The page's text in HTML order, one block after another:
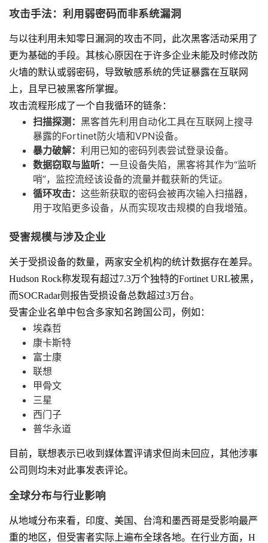
攻击手法：利用弱密码而非系统漏洞
与以往利用未知零日漏洞的攻击不同，此次黑客活动采用了
更为基础的手段。其核心原因在于许多企业未能及时修改防
火墙的默认或弱密码，导致敏感系统的凭证暴露在互联网
上，且早已被黑客所掌握。
攻击流程形成了一个自我循环的链条：
扫描探测： 黑客首先利用自动化工具在互联网上搜寻
暴露的Fortinet防火墙和VPN设备。
暴力破解： 利用已知的密码列表尝试登录设备。
数据窃取与监听： 一旦设备失陷，黑客将其作为“监听
哨”，监控流经该设备的流量并截获新的凭证。
循环攻击： 这些新获取的密码会被再次输入扫描器，
用于攻陷更多设备，从而实现攻击规模的自我增殖。
受害规模与涉及企业
关于受损设备的数量，两家安全机构的统计数据存在差异。
Hudson Rock称发现有超过7.3万个独特的Fortinet URL被黑，
而SOCRadar则报告受损设备总数超过3万台。
受害企业名单中包含多家知名跨国公司，例如：
埃森哲
康卡斯特
富士康
联想
甲骨文
三星
西门子
普华永道
目前，联想表示已收到媒体置评请求但尚未回应，其他涉事
公司则均未对此事发表评论。
全球分布与行业影响
从地域分布来看，印度、美国、台湾和墨西哥是受影响最严
重的地区，但受害者实际上遍布全球各地。在行业方面，H